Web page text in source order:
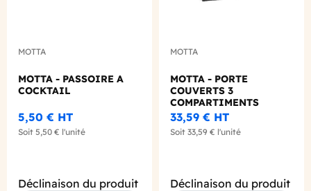
MOTTA
MOTTA - PASSOIRE A
COCKTAIL
5,50 € HT
Soit 5,50 € l'unité
Déclinaison du produit
MOTTA
MOTTA - PORTE
COUVERTS 3
COMPARTIMENTS
33,59 € HT
Soit 33,59 € l'unité
Déclinaison du produit